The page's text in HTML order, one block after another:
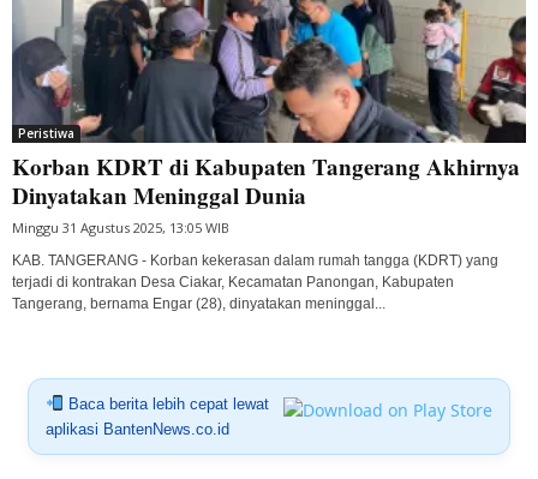
Peristiwa
Korban KDRT di Kabupaten Tangerang Akhirnya
Dinyatakan Meninggal Dunia
Minggu 31 Agustus 2025, 13:05 WIB
KAB. TANGERANG - Korban kekerasan dalam rumah tangga (KDRT) yang
terjadi di kontrakan Desa Ciakar, Kecamatan Panongan, Kabupaten
Tangerang, bernama Engar (28), dinyatakan meninggal...
Baca berita lebih cepat lewat
aplikasi BantenNews.co.id